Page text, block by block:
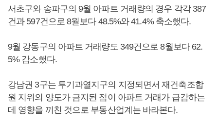
서초구와 송파구의 9월 아파트 거래량의 경우 각각 387
건과 597건으로 8월보다 48.5%와 41.4% 축소했다.
9월 강동구의 아파트 거래량도 349건으로 8월보다 62.
5% 감소했다.
강남권 3구는 투기과열지구의 지정되면서 재건축조합
원 지위의 양도가 금지된 점이 아파트 거래가 급감하는
데 영향을 끼친 것으로 부동산업계는 바라본다.